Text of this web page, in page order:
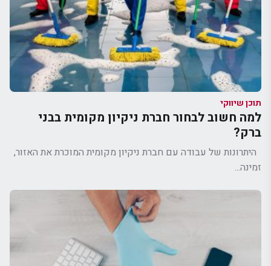
תוכן שיווקי
למה חשוב לבחור חברת ניקיון מקומית בבני
ברק?
היתרונות של עבודה עם חברת ניקיון מקומית המוכרת את האזור,
זמינה...